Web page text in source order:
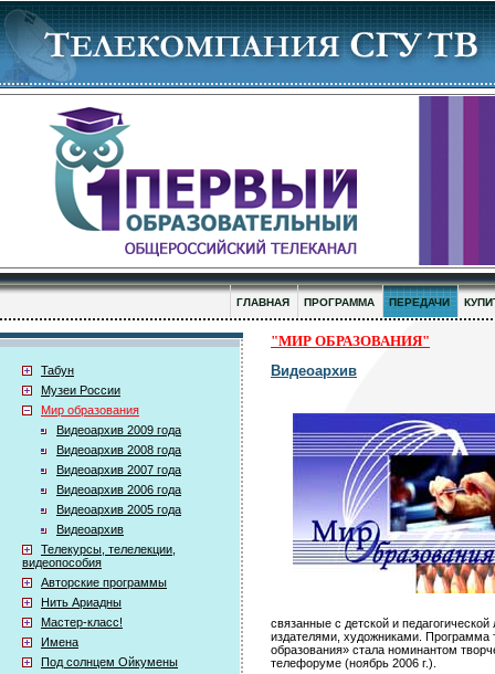
ГЛАВНАЯ ПРОГРАММА ПЕРЕДАЧИ
Табун
Музеи России
Мир образования
Видеоархив 2009 года
Видеоархив 2008 года
Видеоархив 2007 года
Видеоархив 2006 года
Видеоархив 2005 года
Видеоархив
Телекурсы, телелекции,
видеопособия
Авторские программы
Нить Ариадны
Мастер-класс!
Имена
Под солнцем Ойкумены
"МИР ОБРАЗОВАНИЯ"
Видеоархив
связанные с детской и
издателями, художниками.
образования» стала номинантом
телефоруме (ноябрь 2006 г.).